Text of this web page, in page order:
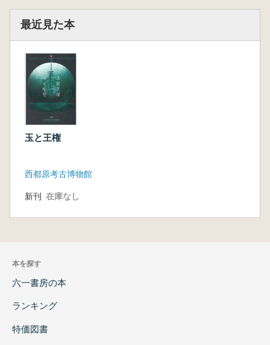
最近見た本
玉と王権
西都原考古博物館
新刊 在庫なし
本を探す
六一書房の本
ランキング
特価図書